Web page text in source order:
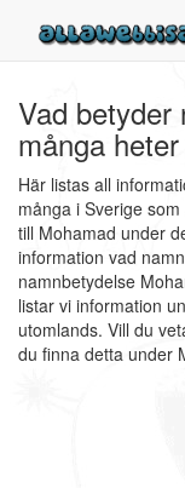
Vad betyder
många
Här listas all
många i Sverige
till Mohamad under
information vad
namnbetydelse
listar vi information
utomlands. Vill du
du finna detta under